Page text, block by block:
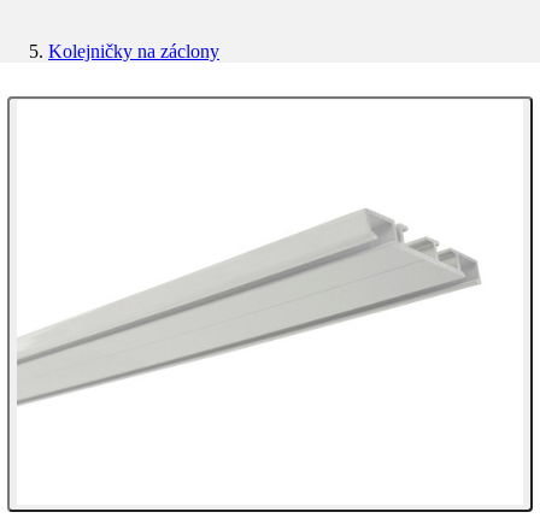
Kolejničky na záclony